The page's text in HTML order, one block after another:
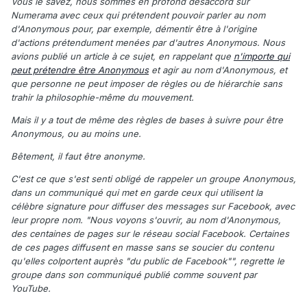
Numerama avec ceux qui prétendent pouvoir parler au nom
d'Anonymous pour, par exemple, démentir être à l'origine
d'actions prétendument menées par d'autres Anonymous. Nous
avions publié un article à ce sujet, en rappelant que n'importe qui
peut prétendre être Anonymouset agir au nom d'Anonymous, et
que personne ne peut imposer de règles ou de hiérarchie sans
trahir la philosophie-même du mouvement.
Mais il y a tout de même des règles de bases à suivre pour être
Anonymous, ou au moins une.
Bêtement, il faut être anonyme.
C'est ce que s'est senti obligé de rappeler un groupe Anonymous,
dans un communiqué qui met en garde ceux qui utilisent la
célèbre signature pour diffuser des messages sur Facebook, avec
leur propre nom. "Nous voyons s'ouvrir, au nom d'Anonymous,
des centaines de pages sur le réseau social Facebook. Certaines
de ces pages diffusent en masse sans se soucier du contenu
qu'elles colportent auprès "du public de Facebook"", regrette le
groupe dans son communiqué publié comme souvent par
YouTube.